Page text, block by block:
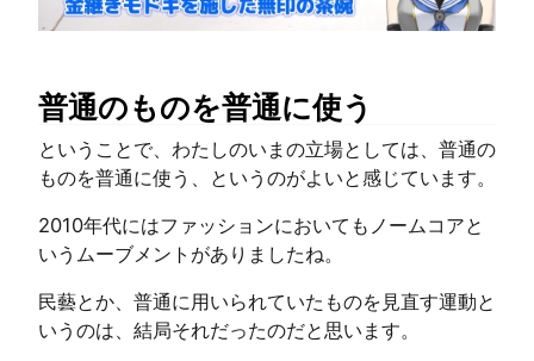
普通のものを普通に使う
ということで、わたしのいまの立場としては、普通の
ものを普通に使う、というのがよいと感じています。
2010年代にはファッションにおいてもノームコアと
いうムーブメントがありましたね。
民藝とか、普通に用いられていたものを見直す運動と
いうのは、結局それだったのだと思います。